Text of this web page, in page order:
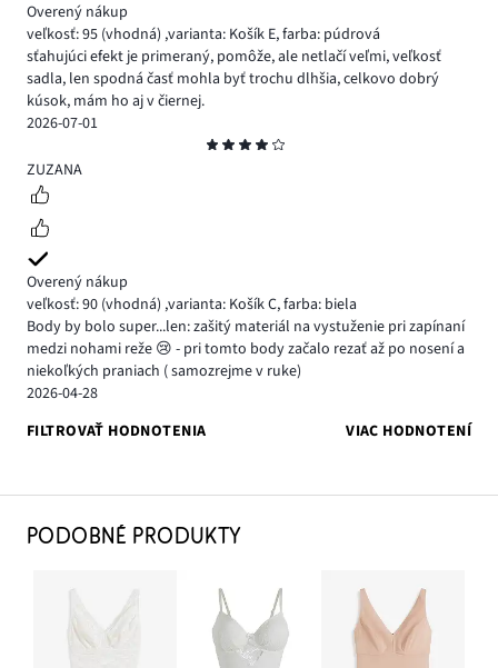
Overený nákup
veľkosť: 95 (vhodná) ,varianta: Košík E,farba: púdrová
sťahujúci efekt je primeraný, pomôže, ale netlačí veľmi, veľkosť
sadla, len spodná časť mohla byť trochu dlhšia, celkovo dobrý
kúsok, mám ho aj v čiernej.
2026-07-01
4
ZUZANA
Overený nákup
veľkosť: 90 (vhodná) ,varianta: Košík C,farba: biela
Body by bolo super...len: zašitý materiál na vystuženie pri zapínaní
medzi nohami reže 😢 - pri tomto body začalo rezať až po nosení a
niekoľkých praniach ( samozrejme v ruke)
2026-04-28
FILTROVAŤ HODNOTENIA
VIAC HODNOTENÍ
PODOBNÉ PRODUKTY